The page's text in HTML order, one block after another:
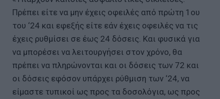
Πρέπει είτε να μην έχεις οφειλές από πρώτη 1ου
του ‘24 και εφεξής είτε εάν έχεις οφειλές να τις
έχεις ρυθμίσει σε έως 24 δόσεις. Και φυσικά για
να μπορέσει να λειτουργήσει στον χρόνο, θα
πρέπει να πληρώνονται και οι δόσεις των 72 και
οι δόσεις εφόσον υπάρχει ρύθμιση των ‘24, να
είμαστε τυπικοί ως προς τα δοσολόγια, ως προς